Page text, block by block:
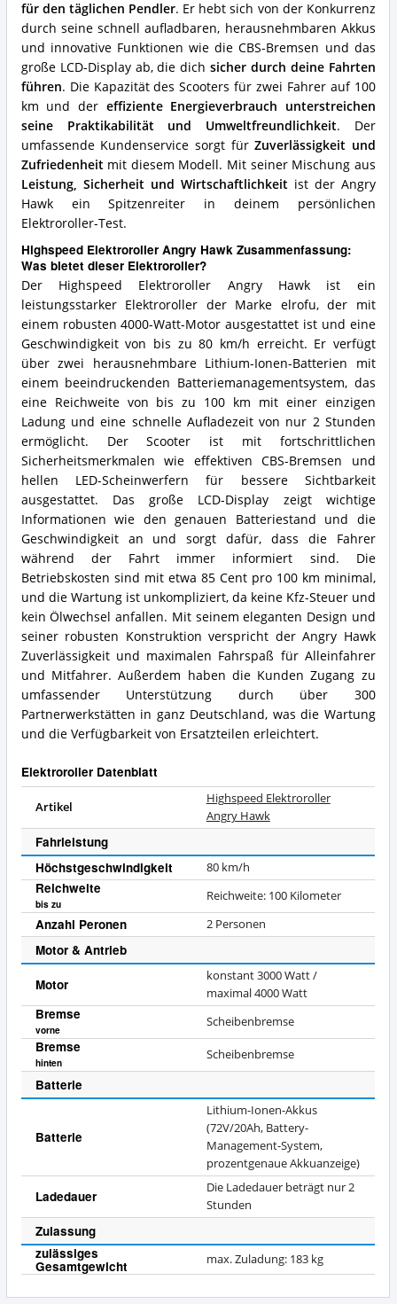
für den täglichen Pendler. Er hebt sich von der Konkurrenz
durch seine schnell aufladbaren, herausnehmbaren Akkus
und innovative Funktionen wie die CBS-Bremsen und das
große LCD-Display ab, die dichsicher durch deine Fahrten
führen. Die Kapazität des Scooters für zwei Fahrer auf 100
km und der effiziente Energieverbrauch unterstreichen
seine Praktikabilität und Umweltfreundlichkeit. Der
umfassende Kundenservice sorgt fürZuverlässigkeit und
Zufriedenheitmit diesem Modell. Mit seiner Mischung aus
Leistung, Sicherheit und Wirtschaftlichkeitist der Angry
Hawk ein Spitzenreiter in deinem persönlichen
Elektroroller-Test.
Highspeed Elektroroller Angry Hawk Zusammenfassung:
Was bietet dieser Elektroroller?
Der Highspeed Elektroroller Angry Hawk ist ein
leistungsstarker Elektroroller der Marke elrofu, der mit
einem robusten 4000-Watt-Motor ausgestattet ist und eine
Geschwindigkeit von bis zu 80 km/h erreicht. Er verfügt
über zwei herausnehmbare Lithium-Ionen-Batterien mit
einem beeindruckenden Batteriemanagementsystem, das
eine Reichweite von bis zu 100 km mit einer einzigen
Ladung und eine schnelle Aufladezeit von nur 2 Stunden
ermöglicht. Der Scooter ist mit fortschrittlichen
Sicherheitsmerkmalen wie effektiven CBS-Bremsen und
hellen LED-Scheinwerfern für bessere Sichtbarkeit
ausgestattet. Das große LCD-Display zeigt wichtige
Informationen wie den genauen Batteriestand und die
Geschwindigkeit an und sorgt dafür, dass die Fahrer
während der Fahrt immer informiert sind. Die
Betriebskosten sind mit etwa 85 Cent pro 100 km minimal,
und die Wartung ist unkompliziert, da keine Kfz-Steuer und
kein Ölwechsel anfallen. Mit seinem eleganten Design und
seiner robusten Konstruktion verspricht der Angry Hawk
Zuverlässigkeit und maximalen Fahrspaß für Alleinfahrer
und Mitfahrer. Außerdem haben die Kunden Zugang zu
umfassender Unterstützung durch über 300
Partnerwerkstätten in ganz Deutschland, was die Wartung
und die Verfügbarkeit von Ersatzteilen erleichtert.
Elektroroller Datenblatt
Artikel
Highspeed Elektroroller
Angry Hawk
Fahrleistung
Höchstgeschwindigkeit
80 km/h
Reichweite
bis zu
Reichweite: 100 Kilometer
Anzahl Peronen 2 Personen
Motor & Antrieb
Motor
konstant 3000 Watt /
maximal 4000 Watt
Bremse
vorne
Scheibenbremse
Bremse
hinten
Scheibenbremse
Batterie
Batterie
Lithium-Ionen-Akkus
(72V/20Ah, Battery-
Management-System,
prozentgenaue Akkuanzeige)
Ladedauer
Die Ladedauer beträgt nur 2
Stunden
Zulassung
zulässiges
Gesamtgewicht max. Zuladung: 183 kg